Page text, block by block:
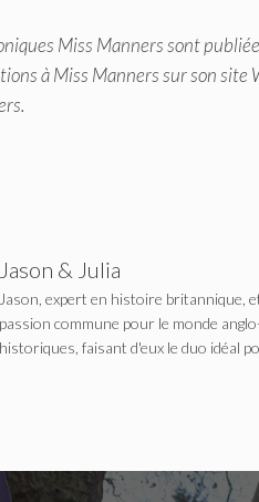
Miss Manners sont
à Miss Manners sur son site
Jason & Julia
Jason, expert en histoire britannique,
passion commune pour le monde
historiques, faisant d'eux le duo idéal